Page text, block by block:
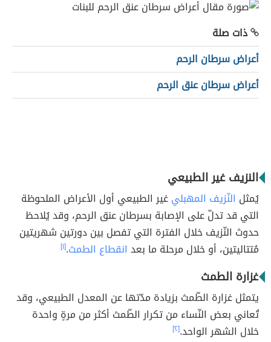
ذات صلة
أعراض سرطان الرحم
أعراض سرطان عنق الرحم
النزيف غير الطبيعي
يُمثل النّزيف المهبليغير الطبيعي أول الأعراض الملحوظة
التي قد تدلّ على الإصابة بسرطان عنق الرحم، وقد يُلاحظ
حدوث النّزيف خلال الفترة التي تفصل بين دورتين شهريتين
مُتتاليتين، أو خلال مرحلة ما بعد انقطاع الطمث.[١]
غزارة الطمث
يتمثل غزارة الطّمث بزيادة مدّتها عن المعدل الطبيعي، وقد
تُعاني بعض النّساء من تكرار الطّمث أكثر من مرةٍ واحدة
خلال الشهر الواحد.[٢]